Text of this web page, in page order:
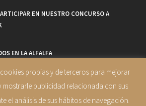
EN NUESTRO CONCURSO A
EN LA ALFALFA
propias y de terceros para mejorar
mostrarle publicidad relacionada con sus
el análisis de sus hábitos de navegación.